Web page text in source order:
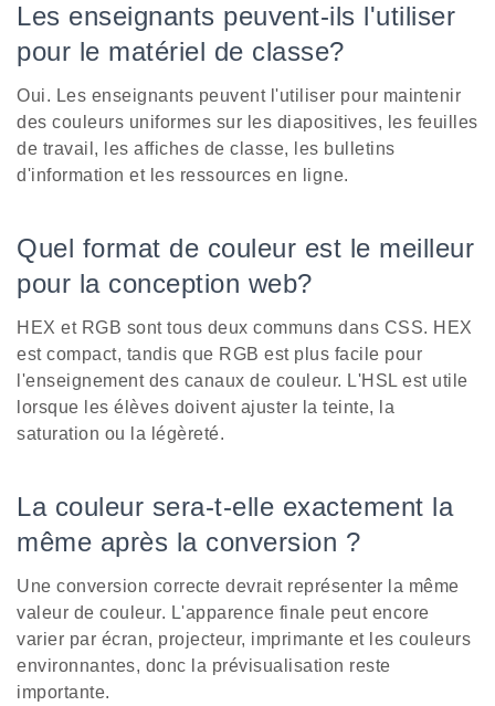
Les enseignants peuvent-ils l'utiliser
pour le matériel de classe?
Oui. Les enseignants peuvent l'utiliser pour maintenir
des couleurs uniformes sur les diapositives, les feuilles
de travail, les affiches de classe, les bulletins
d'information et les ressources en ligne.
Quel format de couleur est le meilleur
pour la conception web?
HEX et RGB sont tous deux communs dans CSS. HEX
est compact, tandis que RGB est plus facile pour
l'enseignement des canaux de couleur. L'HSL est utile
lorsque les élèves doivent ajuster la teinte, la
saturation ou la légèreté.
La couleur sera-t-elle exactement la
même après la conversion ?
Une conversion correcte devrait représenter la même
valeur de couleur. L'apparence finale peut encore
varier par écran, projecteur, imprimante et les couleurs
environnantes, donc la prévisualisation reste
importante.